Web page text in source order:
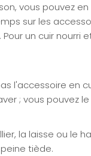
vous pouvez
sur les
Pour un cuir nourri
l'accessoire en
; vous pouvez
la laisse ou le
tiède.